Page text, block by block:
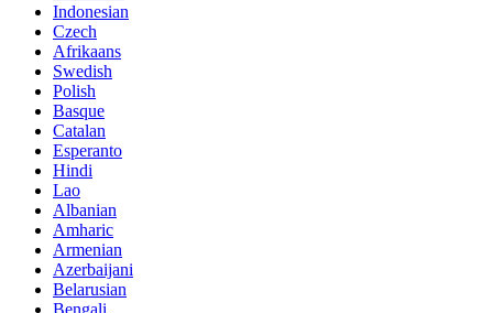
Indonesian
Czech
Afrikaans
Swedish
Polish
Basque
Catalan
Esperanto
Hindi
Lao
Albanian
Amharic
Armenian
Azerbaijani
Belarusian
Bengali